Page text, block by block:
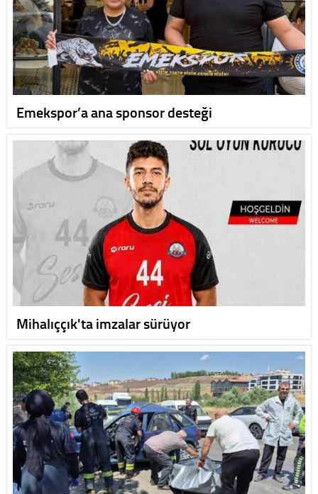
Emekspor’a ana sponsor desteği
Mihalıççık'ta imzalar sürüyor